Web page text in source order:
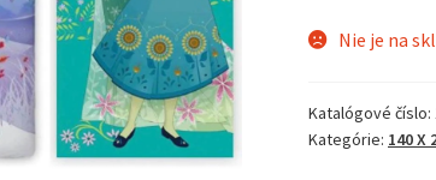
Nie je na
Katalógové číslo:
Kategórie: 140 X